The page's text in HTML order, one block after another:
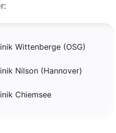
Wittenberge (OSG)
Nilson (Hannover)
Chiemsee